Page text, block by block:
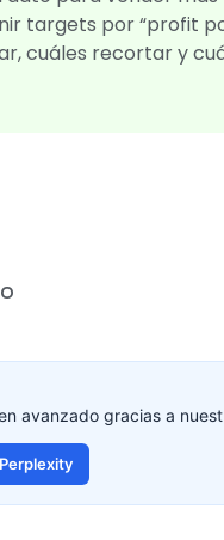
targets por “profit
cuáles recortar y
avanzado gracias a
Perplexity